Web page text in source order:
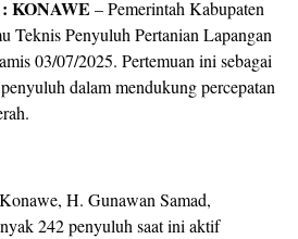
KONAWE – Pemerintah Kabupaten
Teknis Penyuluh Pertanian Lapangan
03/07/2025. Pertemuan ini sebagai
dalam mendukung percepatan
H. Gunawan Samad,
242 penyuluh saat ini aktif